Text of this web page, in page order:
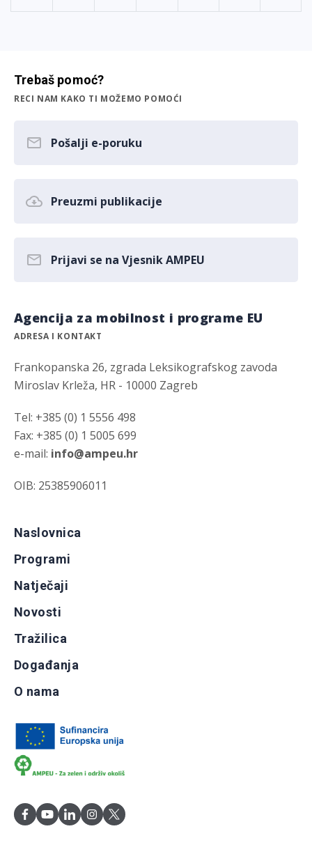
Trebaš pomoć?
RECI NAM KAKO TI MOŽEMO POMOĆI
Pošalji e-poruku
Preuzmi publikacije
Prijavi se na Vjesnik AMPEU
Agencija za mobilnost i programe EU
ADRESA I KONTAKT
Frankopanska 26, zgrada Leksikografskog zavoda
Miroslav Krleža, HR - 10000 Zagreb
Tel: +385 (0) 1 5556 498
Fax: +385 (0) 1 5005 699
e-mail: info@ampeu.hr
OIB: 25385906011
Naslovnica
Programi
Natječaji
Novosti
Tražilica
Događanja
O nama